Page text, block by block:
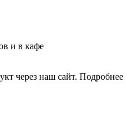
и в кафе
через наш сайт. Подробнее